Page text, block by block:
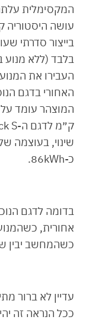
עושה
בייצור סדרתי
בלבד (ללא מנוע
העבירו את
כ-86kWh.
אחורית,
כשהמחשב יבין
ככל הנראה זה